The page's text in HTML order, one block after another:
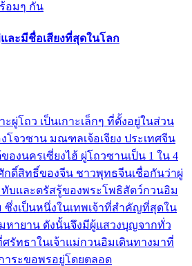
อมๆ กัน
ละมีชื่อเสียงที่สุดในโลก
ะผู่โถว เป็นเกาะเล็กๆ ที่ตั้งอยู่ในส่วน
โจวซาน มณฑลเจ้อเจียง ประเทศจีน
องนครเซี่ยงไฮ้ ผู่โถวซานเป็น 1 ใน 4
ดิ์สิทธิ์ของจีน ชาวพุทธจีนเชื่อกันว่าผู่
บและตรัสรู้ของพระโพธิสัตว์กวนอิม
ซึ่งเป็นหนึ่งในเทพเจ้าที่สำคัญที่สุดใน
หายาน ดังนั้นจึงมีผู้แสวงบุญจากทั่ว
รัทธาในเจ้าแม่กวนอิมเดินทางมาที่
าระขอพรอยู่โดยตลอด